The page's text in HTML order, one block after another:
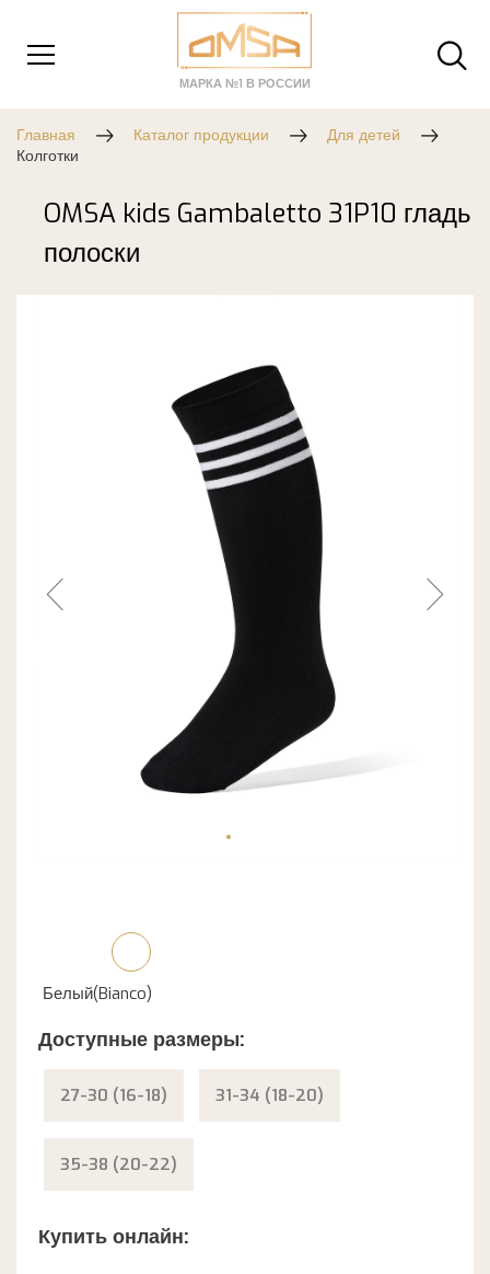
МАРКА №1 В РОССИИ
Главная Каталог продукции
Для детей
Колготки
OMSA kids Gambaletto 31P10 гладь
полоски
Белый(Bianco)
Доступные размеры:
27-30 (16-18) 31-34 (18-20)
35-38 (20-22)
Купить онлайн: